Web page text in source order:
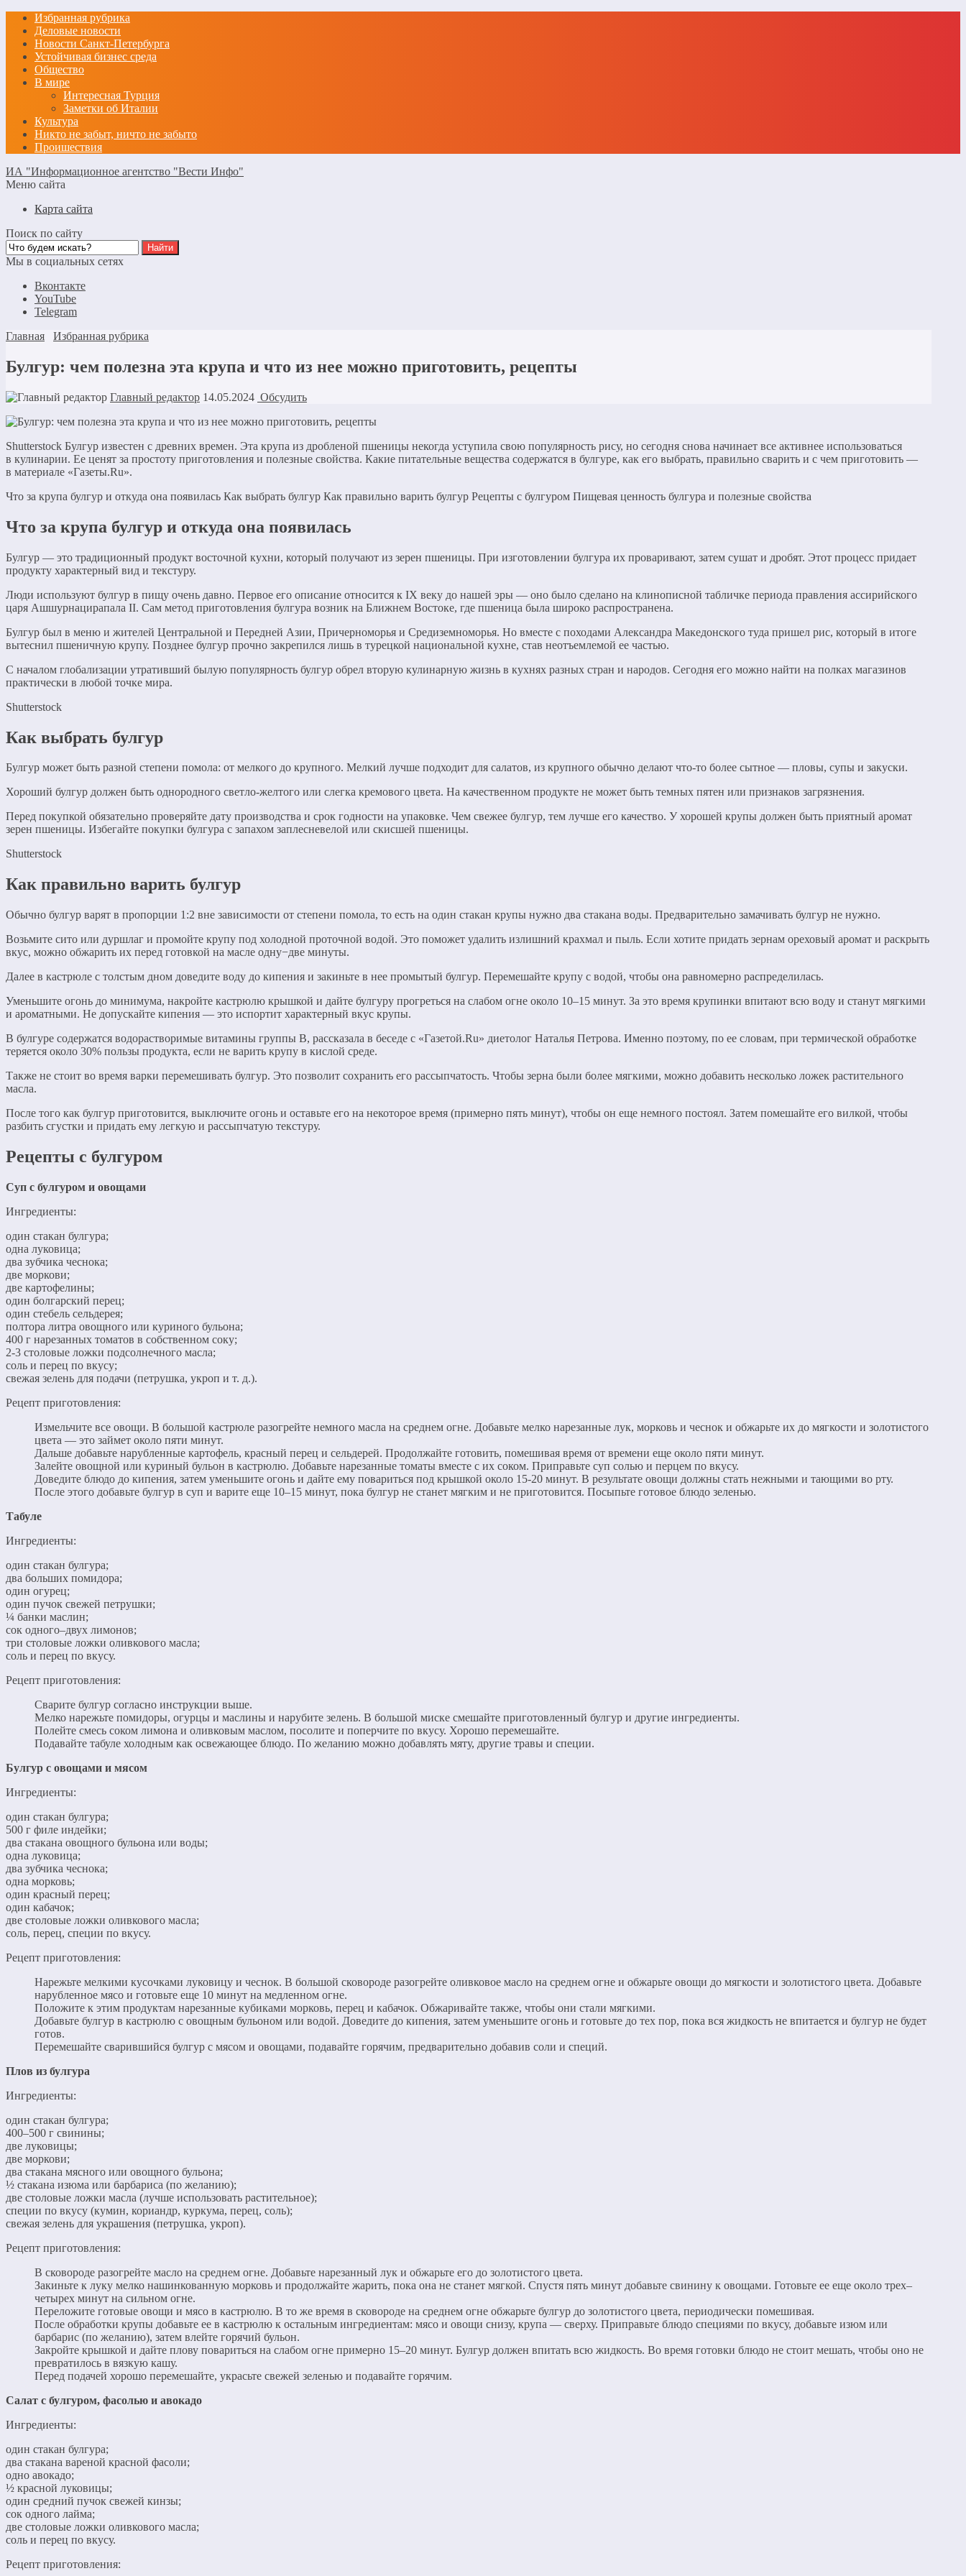
Избранная рубрика
Деловые новости
Новости Санкт-Петербурга
Устойчивая бизнес среда
Общество
В мире
Интересная Турция
Заметки об Италии
Культура
Никто не забыт, ничто не забыто
Проишествия
ИА "Информационное агентство "Вести Инфо"
Меню сайта
Карта сайта
Поиск по сайту
Мы в социальных сетях
Вконтакте
YouTube
Telegram
Главная
Избранная рубрика
Булгур: чем полезна эта крупа и что из нее можно приготовить, рецепты
Главный редактор 14.05.2024 Обсудить
Shutterstock Булгур известен с древних времен. Эта крупа из дробленой пшеницы некогда уступила свою популярность рису, но сегодня снова начинает все активнее использоваться
в кулинарии. Ее ценят за простоту приготовления и полезные свойства. Какие питательные вещества содержатся в булгуре, как его выбрать, правильно сварить и с чем приготовить —
в материале «Газеты.Ru».
Что за крупа булгур и откуда она появилась Как выбрать булгур Как правильно варить булгур Рецепты с булгуром Пищевая ценность булгура и полезные свойства
Что за крупа булгур и откуда она появилась
Булгур — это традиционный продукт восточной кухни, который получают из зерен пшеницы. При изготовлении булгура их проваривают, затем сушат и дробят. Этот процесс придает
продукту характерный вид и текстуру.
Люди используют булгур в пищу очень давно. Первое его описание относится к IX веку до нашей эры — оно было сделано на клинописной табличке периода правления ассирийского
царя Ашшурнацирапала II. Сам метод приготовления булгура возник на Ближнем Востоке, где пшеница была широко распространена.
Булгур был в меню и жителей Центральной и Передней Азии, Причерноморья и Средиземноморья. Но вместе с походами Александра Македонского туда пришел рис, который в итоге
вытеснил пшеничную крупу. Позднее булгур прочно закрепился лишь в турецкой национальной кухне, став неотъемлемой ее частью.
С началом глобализации утративший былую популярность булгур обрел вторую кулинарную жизнь в кухнях разных стран и народов. Сегодня его можно найти на полках магазинов
практически в любой точке мира.
Shutterstock
Как выбрать булгур
Булгур может быть разной степени помола: от мелкого до крупного. Мелкий лучше подходит для салатов, из крупного обычно делают что-то более сытное — пловы, супы и закуски.
Хороший булгур должен быть однородного светло-желтого или слегка кремового цвета. На качественном продукте не может быть темных пятен или признаков загрязнения.
Перед покупкой обязательно проверяйте дату производства и срок годности на упаковке. Чем свежее булгур, тем лучше его качество. У хорошей крупы должен быть приятный аромат
зерен пшеницы. Избегайте покупки булгура с запахом заплесневелой или скисшей пшеницы.
Shutterstock
Как правильно варить булгур
Обычно булгур варят в пропорции 1:2 вне зависимости от степени помола, то есть на один стакан крупы нужно два стакана воды. Предварительно замачивать булгур не нужно.
Возьмите сито или дуршлаг и промойте крупу под холодной проточной водой. Это поможет удалить излишний крахмал и пыль. Если хотите придать зернам ореховый аромат и раскрыть
вкус, можно обжарить их перед готовкой на масле одну−две минуты.
Далее в кастрюле с толстым дном доведите воду до кипения и закиньте в нее промытый булгур. Перемешайте крупу с водой, чтобы она равномерно распределилась.
Уменьшите огонь до минимума, накройте кастрюлю крышкой и дайте булгуру прогреться на слабом огне около 10–15 минут. За это время крупинки впитают всю воду и станут мягкими
и ароматными. Не допускайте кипения — это испортит характерный вкус крупы.
В булгуре содержатся водорастворимые витамины группы В, рассказала в беседе с «Газетой.Ru» диетолог Наталья Петрова. Именно поэтому, по ее словам, при термической обработке
теряется около 30% пользы продукта, если не варить крупу в кислой среде.
Также не стоит во время варки перемешивать булгур. Это позволит сохранить его рассыпчатость. Чтобы зерна были более мягкими, можно добавить несколько ложек растительного
масла.
После того как булгур приготовится, выключите огонь и оставьте его на некоторое время (примерно пять минут), чтобы он еще немного постоял. Затем помешайте его вилкой, чтобы
разбить сгустки и придать ему легкую и рассыпчатую текстуру.
Рецепты с булгуром
Суп с булгуром и овощами
Ингредиенты:
один стакан булгура;
одна луковица;
два зубчика чеснока;
две моркови;
две картофелины;
один болгарский перец;
один стебель сельдерея;
полтора литра овощного или куриного бульона;
400 г нарезанных томатов в собственном соку;
2-3 столовые ложки подсолнечного масла;
соль и перец по вкусу;
свежая зелень для подачи (петрушка, укроп и т. д.).
Рецепт приготовления:
Измельчите все овощи. В большой кастрюле разогрейте немного масла на среднем огне. Добавьте мелко нарезанные лук, морковь и чеснок и обжарьте их до мягкости и золотистого
цвета — это займет около пяти минут.
Дальше добавьте нарубленные картофель, красный перец и сельдерей. Продолжайте готовить, помешивая время от времени еще около пяти минут.
Залейте овощной или куриный бульон в кастрюлю. Добавьте нарезанные томаты вместе с их соком. Приправьте суп солью и перцем по вкусу.
Доведите блюдо до кипения, затем уменьшите огонь и дайте ему повариться под крышкой около 15-20 минут. В результате овощи должны стать нежными и тающими во рту.
После этого добавьте булгур в суп и варите еще 10–15 минут, пока булгур не станет мягким и не приготовится. Посыпьте готовое блюдо зеленью.
Табуле
Ингредиенты:
один стакан булгура;
два больших помидора;
один огурец;
один пучок свежей петрушки;
¼ банки маслин;
сок одного–двух лимонов;
три столовые ложки оливкового масла;
соль и перец по вкусу.
Рецепт приготовления:
Сварите булгур согласно инструкции выше.
Мелко нарежьте помидоры, огурцы и маслины и нарубите зелень. В большой миске смешайте приготовленный булгур и другие ингредиенты.
Полейте смесь соком лимона и оливковым маслом, посолите и поперчите по вкусу. Хорошо перемешайте.
Подавайте табуле холодным как освежающее блюдо. По желанию можно добавлять мяту, другие травы и специи.
Булгур с овощами и мясом
Ингредиенты:
один стакан булгура;
500 г филе индейки;
два стакана овощного бульона или воды;
одна луковица;
два зубчика чеснока;
одна морковь;
один красный перец;
один кабачок;
две столовые ложки оливкового масла;
соль, перец, специи по вкусу.
Рецепт приготовления:
Нарежьте мелкими кусочками луковицу и чеснок. В большой сковороде разогрейте оливковое масло на среднем огне и обжарьте овощи до мягкости и золотистого цвета. Добавьте
нарубленное мясо и готовьте еще 10 минут на медленном огне.
Положите к этим продуктам нарезанные кубиками морковь, перец и кабачок. Обжаривайте также, чтобы они стали мягкими.
Добавьте булгур в кастрюлю с овощным бульоном или водой. Доведите до кипения, затем уменьшите огонь и готовьте до тех пор, пока вся жидкость не впитается и булгур не будет
готов.
Перемешайте сварившийся булгур с мясом и овощами, подавайте горячим, предварительно добавив соли и специй.
Плов из булгура
Ингредиенты:
один стакан булгура;
400–500 г свинины;
две луковицы;
две моркови;
два стакана мясного или овощного бульона;
½ стакана изюма или барбариса (по желанию);
две столовые ложки масла (лучше использовать растительное);
специи по вкусу (кумин, кориандр, куркума, перец, соль);
свежая зелень для украшения (петрушка, укроп).
Рецепт приготовления:
В сковороде разогрейте масло на среднем огне. Добавьте нарезанный лук и обжарьте его до золотистого цвета.
Закиньте к луку мелко нашинкованную морковь и продолжайте жарить, пока она не станет мягкой. Спустя пять минут добавьте свинину к овощами. Готовьте ее еще около трех–
четырех минут на сильном огне.
Переложите готовые овощи и мясо в кастрюлю. В то же время в сковороде на среднем огне обжарьте булгур до золотистого цвета, периодически помешивая.
После обработки крупы добавьте ее в кастрюлю к остальным ингредиентам: мясо и овощи снизу, крупа — сверху. Приправьте блюдо специями по вкусу, добавьте изюм или
барбарис (по желанию), затем влейте горячий бульон.
Закройте крышкой и дайте плову повариться на слабом огне примерно 15–20 минут. Булгур должен впитать всю жидкость. Во время готовки блюдо не стоит мешать, чтобы оно не
превратилось в вязкую кашу.
Перед подачей хорошо перемешайте, украсьте свежей зеленью и подавайте горячим.
Салат с булгуром, фасолью и авокадо
Ингредиенты:
один стакан булгура;
два стакана вареной красной фасоли;
одно авокадо;
½ красной луковицы;
один средний пучок свежей кинзы;
сок одного лайма;
две столовые ложки оливкового масла;
соль и перец по вкусу.
Рецепт приготовления: